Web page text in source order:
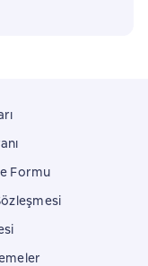
Formu